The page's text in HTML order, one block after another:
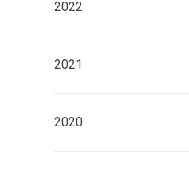
2022
2021
2020